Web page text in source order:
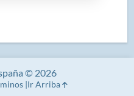
© 2026
Ir Arriba